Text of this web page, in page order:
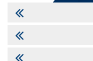
ببرنامج إصدار سندات